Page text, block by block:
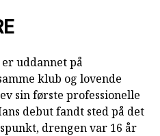
uddannet på
klub og lovende
sin første professionelle
debut fandt sted på det
drengen var 16 år